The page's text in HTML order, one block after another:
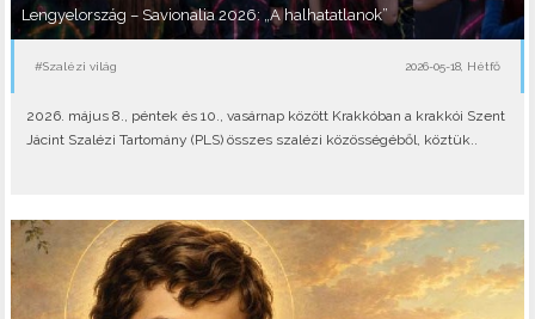
Lengyelország – Savionalia 2026: „A halhatatlanok”
#Szalézi világ 2026-05-18, Hétfő
2026. május 8., péntek és 10., vasárnap között Krakkóban a krakkói Szent
Jácint Szalézi Tartomány (PLS) összes szalézi közösségéből, köztük..